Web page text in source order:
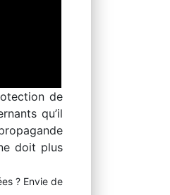
de
qu’il
doit plus
? Envie de